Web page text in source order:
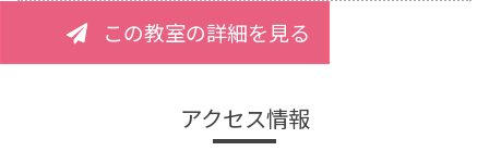
この教室の詳細を見る
アクセス情報